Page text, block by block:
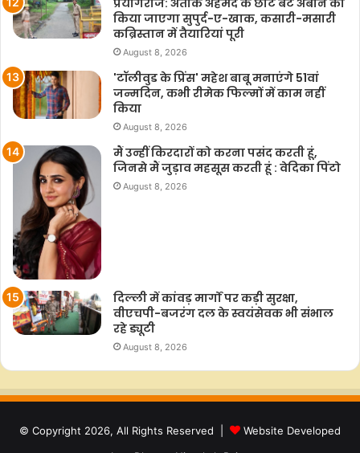
प्रयागराज: अतीक अहमद के छोटे बेटे अबान को
किया जाएगा सुपुर्द-ए-खाक, कसारी-मसारी
कब्रिस्तान में तैयारियां पूरी
August 8, 2026
'टॉलीवुड के प्रिंस' महेश बाबू मनाएंगे 51वां
जन्मदिन, कभी रीमेक फिल्मों में काम नहीं
किया
August 8, 2026
मैं उन्हीं किरदारों को करना पसंद करती हूं,
जिनसे मैं जुड़ाव महसूस करती हूं : वेदिका पिंटो
August 8, 2026
दिल्ली में कांवड़ मार्गों पर कड़ी सुरक्षा,
वीएचपी-बजरंग दल के स्वयंसेवक भी संभाल
रहे ड्यूटी
August 8, 2026
© Copyright 2026, All Rights Reserved |
Website Developed